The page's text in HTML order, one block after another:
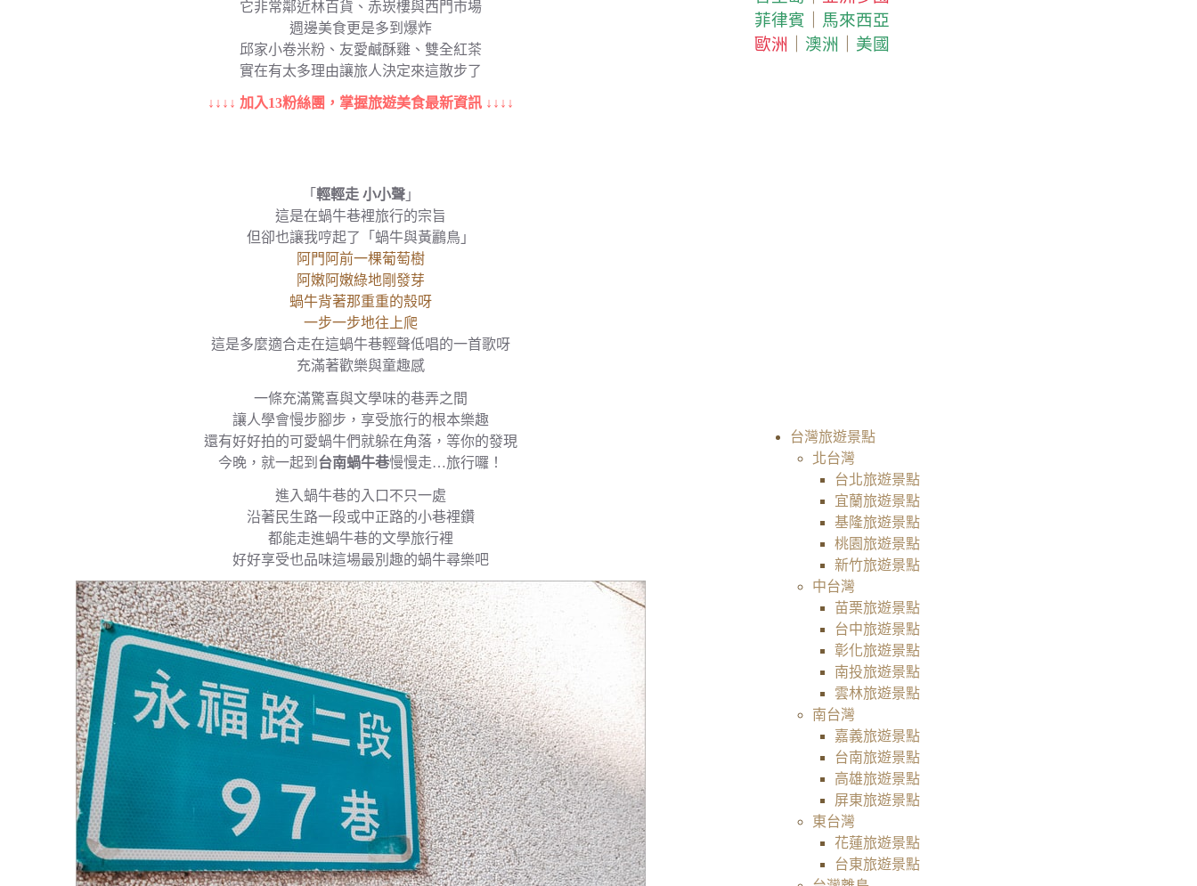
它非常鄰近林百貨、赤崁樓與西門市場
週邊美食更是多到爆炸
邱家小卷米粉、友愛鹹酥雞、雙全紅茶
實在有太多理由讓旅人決定來這散步了
↓↓↓↓ 加入13粉絲團，掌握旅遊美食最新資訊 ↓↓↓↓
「輕輕走 小小聲 」
這是在蝸牛巷裡旅行的宗旨
但卻也讓我哼起了「蝸牛與黃鸝鳥」
阿門阿前一棵葡萄樹
阿嫩阿嫩綠地剛發芽
蝸牛背著那重重的殼呀
一步一步地往上爬
這是多麼適合走在這蝸牛巷輕聲低唱的一首歌呀
充滿著歡樂與童趣感
一條充滿驚喜與文學味的巷弄之間
讓人學會慢步腳步，享受旅行的根本樂趣
還有好好拍的可愛蝸牛們就躲在角落，等你的發現
今晚，就一起到 台南蝸牛巷慢慢走…旅行囉！
進入蝸牛巷的入口不只一處
沿著民生路一段或中正路的小巷裡鑽
都能走進蝸牛巷的文學旅行裡
好好享受也品味這場最別趣的蝸牛尋樂吧
菲律賓
馬來西亞
歐洲
澳洲 美國
台灣旅遊景點
北台灣
台北旅遊景點
宜蘭旅遊景點
基隆旅遊景點
桃園旅遊景點
新竹旅遊景點
中台灣
苗栗旅遊景點
台中旅遊景點
彰化旅遊景點
南投旅遊景點
雲林旅遊景點
南台灣
嘉義旅遊景點
台南旅遊景點
高雄旅遊景點
屏東旅遊景點
東台灣
花蓮旅遊景點
台東旅遊景點